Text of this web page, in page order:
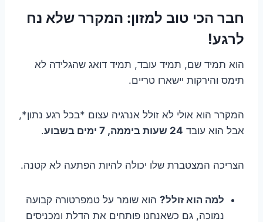
חבר הכי טוב למזון: המקרר שלא נח
לרגע!
הוא תמיד שם, תמיד עובד, תמיד דואג שהגלידה לא
תימס והירקות יישארו טריים.
המקרר הוא אולי לא זולל אנרגיה עצום *בכל רגע נתון*,
אבל הוא עובד 24 שעות ביממה, 7 ימים בשבוע .
הצריכה המצטברת שלו יכולה להיות הפתעה לא קטנה.
למה הוא זולל? הוא שומר על טמפרטורה קבועה
נמוכה, גם כשאנחנו פותחים את הדלת ומכניסים